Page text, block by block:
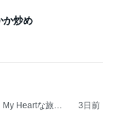
か炒め
Heartな旅日
3日前